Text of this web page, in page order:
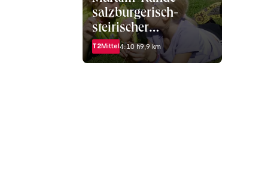
salzburgerisch-
steirischer
Almrundweg
T2Mittel 4:10 h9,9 km